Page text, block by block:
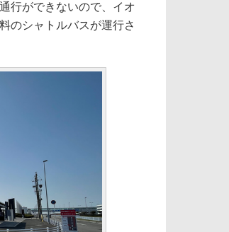
行ができないので、イオ
のシャトルバスが運行さ